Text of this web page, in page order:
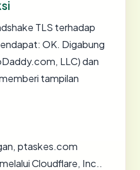
TLS terhadap
OK. Digabung
LLC) dan
tampilan
ptaskes.com
Cloudflare, Inc..